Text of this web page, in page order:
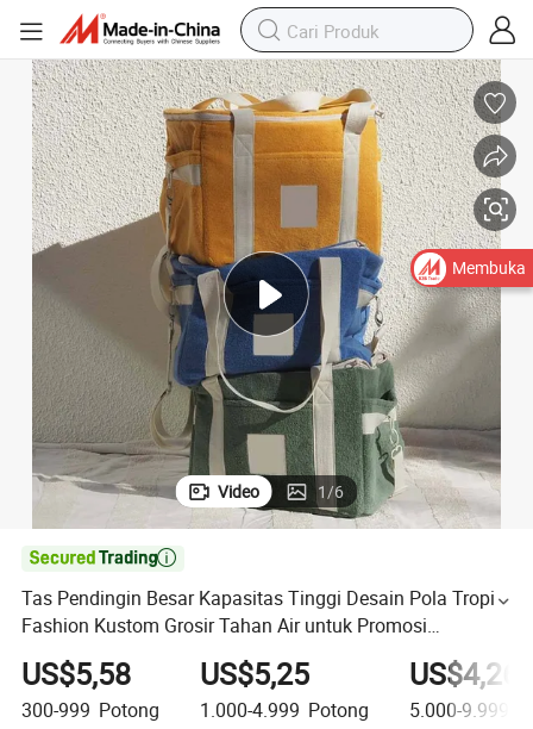
Video 1/6

Tas Pendingin Besar Kapasitas Tinggi Desain Pola Tropis
Fashion Kustom Grosir Tahan Air untuk Promosi
Kecantikan Piknik Pantai
US$5,58
300-999 Potong
US$5,25
1.000-4.999 Potong
US$4,26
5.000-9.999
Membuka